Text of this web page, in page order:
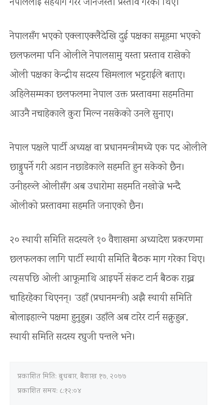
नेपालसँग भएको एक्लाएक्लैदेखि दुई पक्षका समूहमा भएको
छलफलमा पनि ओलीले नेपालसामु यस्ता प्रस्ताव राखेको
ओली पक्षका केन्द्रीय सदस्य खिमलाल भट्टराईले बताए।
अहिलेसम्मका छलफलमा नेपाल उक्त प्रस्तावमा सहमतिमा
आउनै नचाहेकाले कुरा मिल्न नसकेको उनले सुनाए।
नेपाल पक्षले पार्टी अध्यक्ष वा प्रधानमन्त्रीमध्ये एक पद ओलीले
छाड्नुपर्ने गरी अडान नछाडेकाले सहमति हुन सकेको छैन।
उनीहरूले ओलीसँग अब उधारोमा सहमति नखोज्ने भन्दै
ओलीको प्रस्तावमा सहमति जनाएको छैन।
२० स्थायी समिति सदस्यले १० वैशाखमा अध्यादेश प्रकरणमा
छलफलका लागि पार्टी स्थायी समिति बैठक माग गरेका थिए।
त्यसपछि ओली आफूमाथि आइपर्ने संकट टार्न बैठक राख्न
चाहिरहेका थिएनन्। ‘उहाँ (प्रधानमन्त्री) अझै स्थायी समिति
बोलाइहाल्ने पक्षमा हुनुहुन्न। उहाँले अब टारेर टार्न सक्नुहुन्न’,
स्थायी समिति सदस्य रघुजी पन्तले भने।
प्रकाशित मिति: बुधबार, बैशाख १७, २०७७
प्रकाशित समय: ८:१२:०४